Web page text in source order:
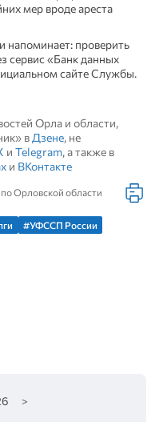
мер вроде ареста
проверить
сервис «Банк данных
сайте Службы.
Орла и области,
в Дзене, не
и Telegram, а также в
и ВКонтакте
Орловской области
#УФССП России
>